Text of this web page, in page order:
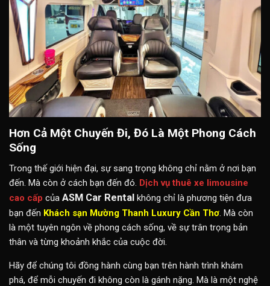
Hơn Cả Một Chuyến Đi, Đó Là Một Phong Cách
Sống
Trong thế giới hiện đại, sự sang trọng không chỉ nằm ở nơi bạn
đến. Mà còn ở cách bạn đến đó. Dịch vụ thuê xe limousine
cao cấp của ASM Car Rental không chỉ là phương tiện đưa
bạn đến Khách sạn Mường Thanh Luxury Cần Thơ. Mà còn
là một tuyên ngôn về phong cách sống, về sự trân trọng bản
thân và từng khoảnh khắc của cuộc đời.
Hãy để chúng tôi đồng hành cùng bạn trên hành trình khám
phá, để mỗi chuyến đi không còn là gánh nặng. Mà là một nghệ